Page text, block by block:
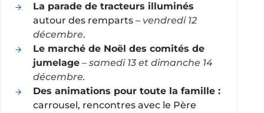
La parade de tracteurs illuminés
autour des remparts – vendredi 12
décembre.
Le marché de Noël des comités de
jumelage – samedi 13 et dimanche 14
décembre.
Des animations pour toute la famille :
carrousel, rencontres avec le Père